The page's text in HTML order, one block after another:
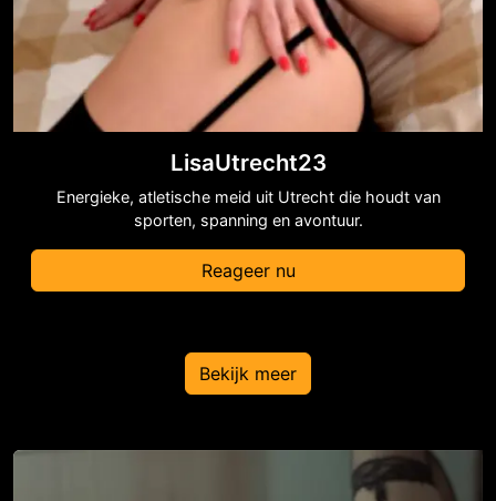
LisaUtrecht23
Energieke, atletische meid uit Utrecht die houdt van
sporten, spanning en avontuur.
Reageer nu
Bekijk meer